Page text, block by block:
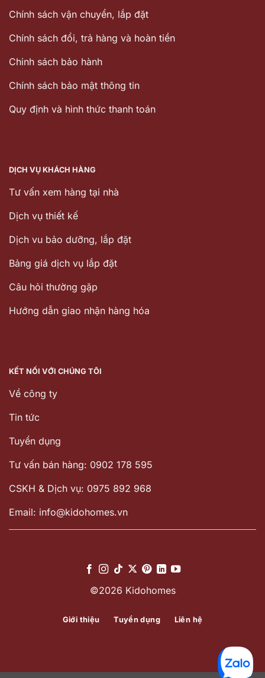
Chính sách vận chuyển, lắp đặt
Chính sách đổi, trả hàng và hoàn tiền
Chinh sách bảo hành
Chính sách bảo mật thông tin
Quy định và hình thức thanh toán
DỊCH VỤ KHÁCH HÀNG
Tư vấn xem hàng tại nhà
Dịch vụ thiết kế
Dịch vu bảo dưỡng, lắp đặt
Bảng giá dịch vụ lắp đặt
Câu hỏi thường gặp
Hướng dẫn giao nhận hàng hóa
KẾT NỐI VỚI CHÚNG TÔI
Về công ty
Tin tức
Tuyển dụng
Tư vấn bán hàng: 0902 178 595
CSKH & Dịch vụ: 0975 892 968
Email: info@kidohomes.vn
©2026 Kidohomes
Giới thiệu Tuyển dụng Liên hệ